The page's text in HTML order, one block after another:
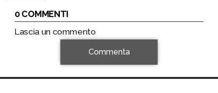
0 COMMENTI
Lascia un commento
Commenta